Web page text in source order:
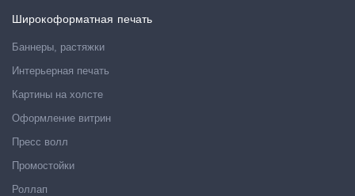
Широкоформатная печать
Баннеры, растяжки
Интерьерная печать
Картины на холсте
Оформление витрин
Пресс волл
Промостойки
Роллап